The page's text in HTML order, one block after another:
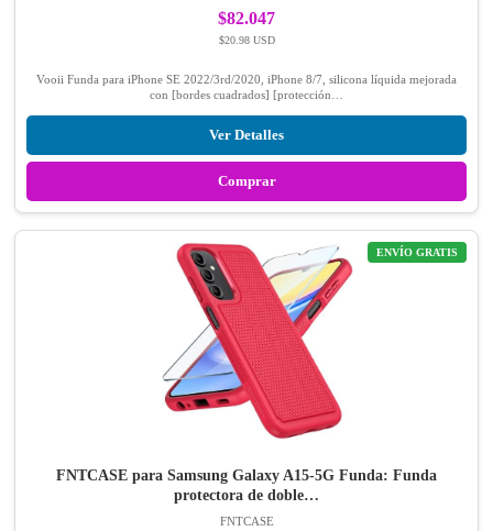
$82.047
$20.98 USD
Vooii Funda para iPhone SE 2022/3rd/2020, iPhone 8/7, silicona líquida mejorada
con [bordes cuadrados] [protección…
Ver Detalles
Comprar
ENVÍO GRATIS
FNTCASE para Samsung Galaxy A15-5G Funda: Funda
protectora de doble…
FNTCASE